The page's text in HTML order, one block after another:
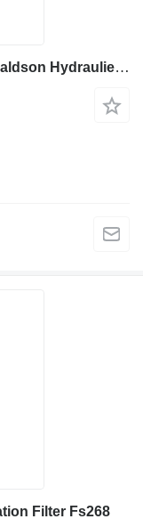
工程机械 Liebherr 的 液压过滤器 Donaldson Hydrauliekfilter Donaldson P550268
Filter Fs268